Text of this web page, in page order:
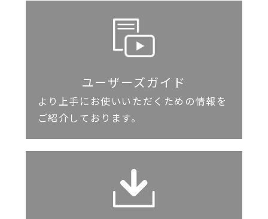
ユーザーズガイド
より上手にお使いいただくための情報を
ご紹介しております。